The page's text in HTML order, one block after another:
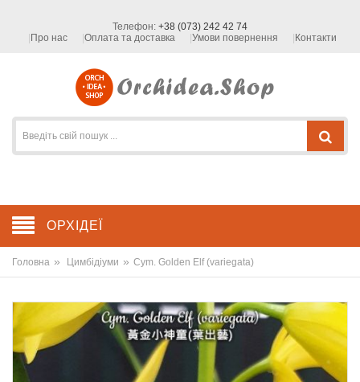
Телефон: +38 (073) 242 42 74
Про нас
Оплата та доставка Умови повернення Контакти
ОРХІДЕЇ
Головна » Цимбідіуми » Cym. Golden Elf (variegata)